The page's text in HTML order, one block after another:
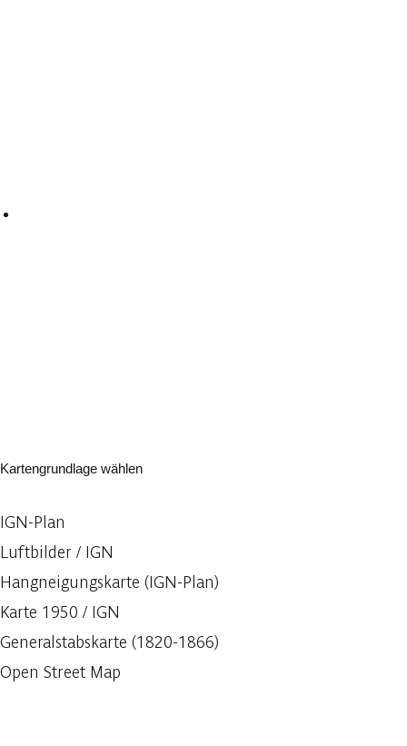
Kartengrundlage wählen
IGN-Plan
Luftbilder / IGN
Hangneigungskarte (IGN-Plan)
Karte 1950 / IGN
Generalstabskarte (1820-1866)
Open Street Map